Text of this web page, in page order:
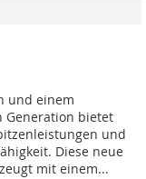
und einem
Generation bietet
und
Diese neue
mit einem...